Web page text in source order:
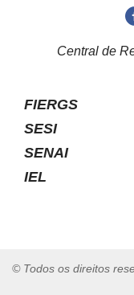
Central de
FIERGS
SESI
SENAI
IEL
© Todos os direitos